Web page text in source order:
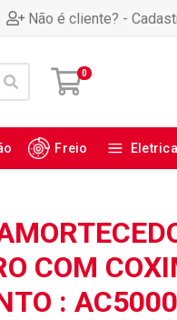
Não é cliente? -
0
Freio
COM
: AC5000